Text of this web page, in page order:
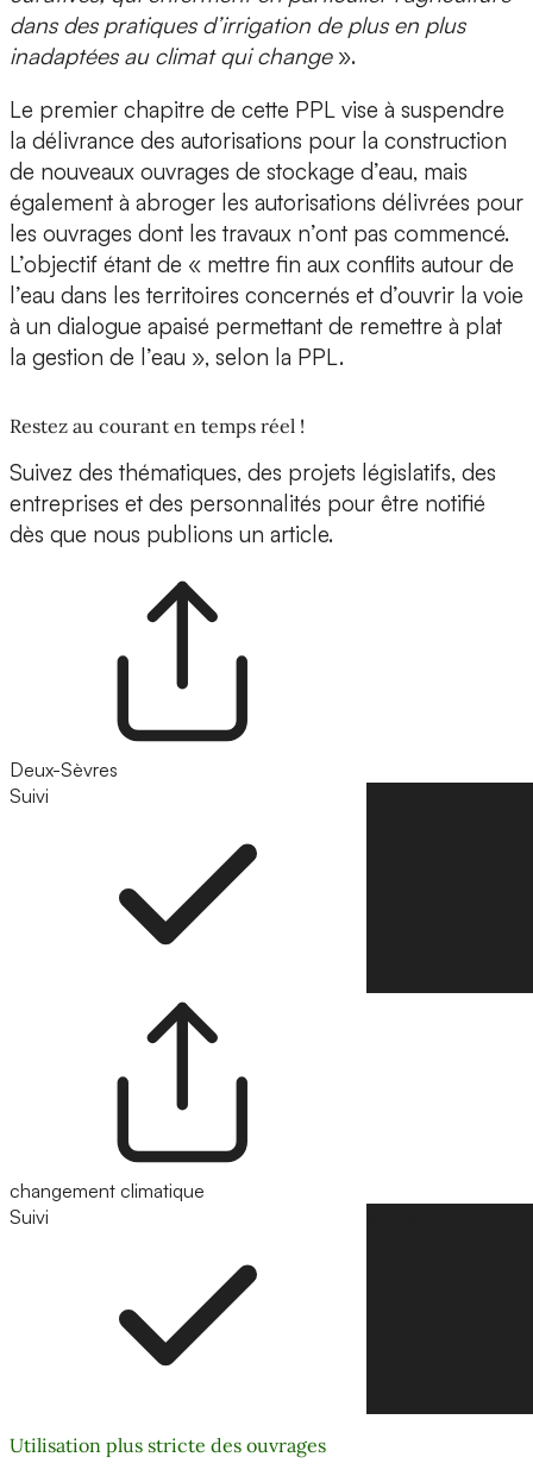
dans des pratiques d’irrigation de plus en plus
inadaptées au climat qui change».
Le premier chapitre de cette PPL vise à suspendre
la délivrance des autorisations pour la construction
de nouveaux ouvrages de stockage d’eau, mais
également à abroger les autorisations délivrées pour
les ouvrages dont les travaux n’ont pas commencé.
L’objectif étant de « mettre fin aux conflits autour de
l’eau dans les territoires concernés et d’ouvrir la voie
à un dialogue apaisé permettant de remettre à plat
la gestion de l’eau », selon la PPL.
Restez au courant en temps réel !
Suivez des thématiques, des projets législatifs, des
entreprises et des personnalités pour être notifié
dès que nous publions un article.
Deux-Sèvres
Suivi
changement climatique
Suivi
Utilisation plus stricte des ouvrages